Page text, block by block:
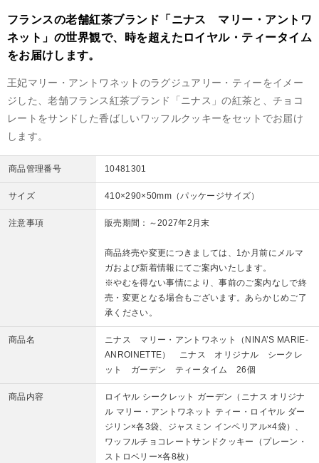
フランスの老舗紅茶ブランド「ニナス マリー・アントワ
ネット」の世界観で、時を超えたロイヤル・ティータイム
をお届けします。
王妃マリー・アントワネットのラグジュアリー・ティーをイメー
ジした、老舗フランス紅茶ブランド「ニナス」の紅茶と、チョコ
レートをサンドした香ばしいワッフルクッキーをセットでお届け
します。
商品管理番号 10481301
サイズ 410×290×50mm（パッケージサイズ）
注意事項 販売期間：～2027年2月末
商品終売や変更につきましては、1か月前にメルマ
ガおよび新着情報にてご案内いたします。
※やむを得ない事情により、事前のご案内なしで終
売・変更となる場合もございます。あらかじめご了
承ください。
商品名
ニナス マリー・アントワネット（NINA’S MARIE-
ANROINETTE） ニナス オリジナル シークレ
ット ガーデン ティータイム 26個
商品内容
ロイヤル シークレット ガーデン（ニナス オリジナ
ル マリー・アントワネット ティー・ロイヤル ダー
ジリン×各3袋、ジャスミン インペリアル×4袋）、
ワッフルチョコレートサンドクッキー（プレーン・
ストロベリー×各8枚）